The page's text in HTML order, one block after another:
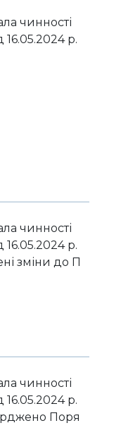
чинності
16.05.2024 р.
чинності
16.05.2024 р.
зміни до П
та ведення
чинності
16.05.2024 р.
Поря
т